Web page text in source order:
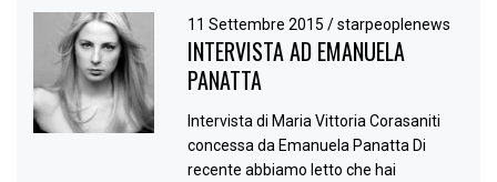
11 Settembre 2015/ starpeoplenews
INTERVISTA AD EMANUELA
PANATTA
Intervista di Maria Vittoria Corasaniti
concessa da Emanuela Panatta Di
recente abbiamo letto che hai